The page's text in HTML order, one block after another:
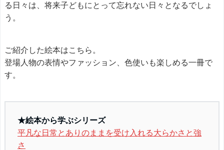
る日々は、将来子どもにとって忘れない日々となるでしょ
う。
ご紹介した絵本はこちら。
登場人物の表情やファッション、色使いも楽しめる一冊で
す。
★絵本から学ぶシリーズ
平凡な日常とありのままを受け入れる大らかさと強
さ